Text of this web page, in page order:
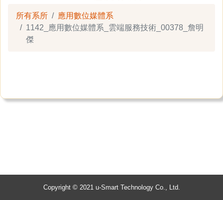
所有系所
應用數位媒體系
1142_應用數位媒體系_雲端服務技術_00378_詹明
傑
Copyright © 2021 u-Smart Technology Co., Ltd.